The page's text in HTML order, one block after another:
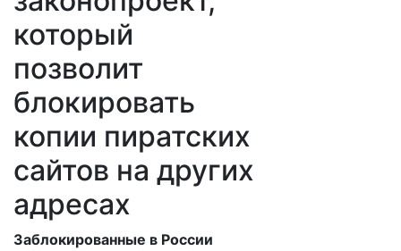
который
позволит
блокировать
копии пиратских
сайтов на других
адресах
Заблокированные в России